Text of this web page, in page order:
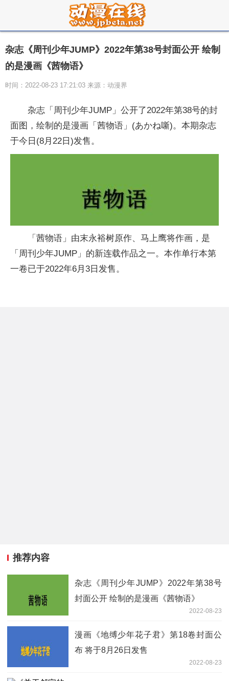
杂志《周刊少年JUMP》2022年第38号封面公开 绘制
的是漫画《茜物语》
时间：2022-08-23 17:21:03 来源：动漫界
杂志「周刊少年JUMP」公开了2022年第38号的封
面图，绘制的是漫画「茜物语」(あかね噺)。本期杂志
于今日(8月22日)发售。
「茜物语」由末永裕树原作、马上鹰将作画，是
「周刊少年JUMP」的新连载作品之一。本作单行本第
一卷已于2022年6月3日发售。
推荐内容
杂志《周刊少年JUMP》2022年第38号
封面公开 绘制的是漫画《茜物语》
2022-08-23
漫画《地缚少年花子君》第18卷封面公
布 将于8月26日发售
2022-08-23